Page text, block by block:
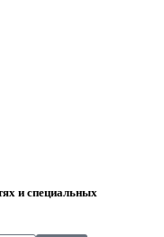
и специальных